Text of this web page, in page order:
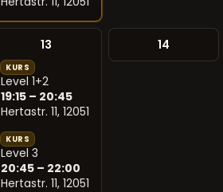
13
KURS
Level 1+2
19:15 – 20:45
Hertastr. 11, 12051
KURS
Level 3
20:45 – 22:00
Hertastr. 11, 12051
14